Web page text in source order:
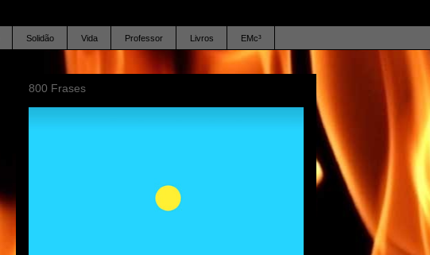
Solidão Vida Professor Livros EMc³
800 Frases